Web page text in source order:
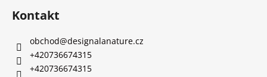
Kontakt
obchod@designalanature.cz
+420736674315
+420736674315